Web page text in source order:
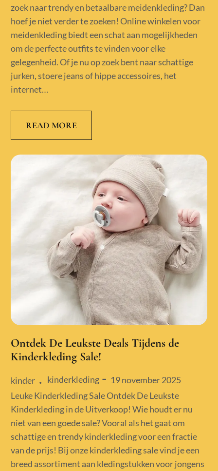
zoek naar trendy en betaalbare meidenkleding? Dan
hoef je niet verder te zoeken! Online winkelen voor
meidenkleding biedt een schat aan mogelijkheden
om de perfecte outfits te vinden voor elke
gelegenheid. Of je nu op zoek bent naar schattige
jurken, stoere jeans of hippe accessoires, het
internet…
READ MORE
Ontdek De Leukste Deals Tijdens de
Kinderkleding Sale!
kinder kinderkleding
Posted
on
19 november 2025
Leuke Kinderkleding Sale Ontdek De Leukste
Kinderkleding in de Uitverkoop! Wie houdt er nu
niet van een goede sale? Vooral als het gaat om
schattige en trendy kinderkleding voor een fractie
van de prijs! Bij onze kinderkleding sale vind je een
breed assortiment aan kledingstukken voor jongens